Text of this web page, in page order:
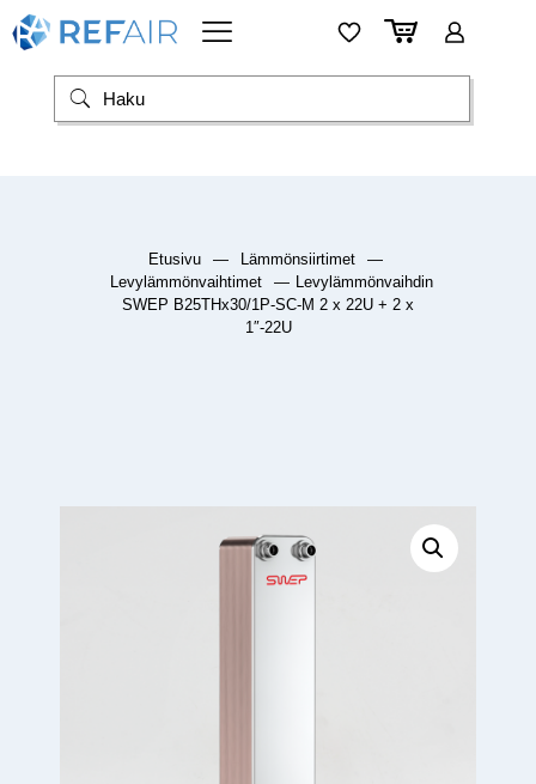
Etusivu — Lämmönsiirtimet
—
Levylämmönvaihtimet
— Levylämmönvaihdin
SWEP B25THx30/1P-SC-M 2 x 22U + 2 x
1″-22U